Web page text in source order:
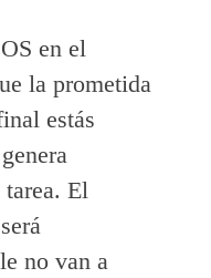
en el
la prometida
estás
El
no van a